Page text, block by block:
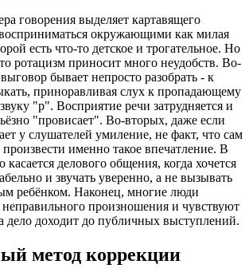
говорения выделяет картавящего
окружающими как милая
есть что-то детское и трогательное. Но
ротацизм приносит много неудобств. Во-
бывает непросто разобрать - к
приноравливая слух к пропадающему
"р". Восприятие речи затрудняется и
"провисает". Во-вторых, даже если
у слушателей умиление, не факт, что сам
именно такое впечатление. В
касается делового общения, когда хочется
и звучать уверенно, а не вызывать
ребёнком. Наконец, многие люди
неправильного произношения и чувствуют
дело доходит до публичных выступлений.
метод коррекции